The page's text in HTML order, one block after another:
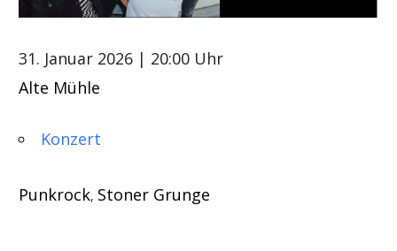
31. Januar 2026 | 20:00 Uhr
Alte Mühle
Konzert
Punkrock, Stoner Grunge